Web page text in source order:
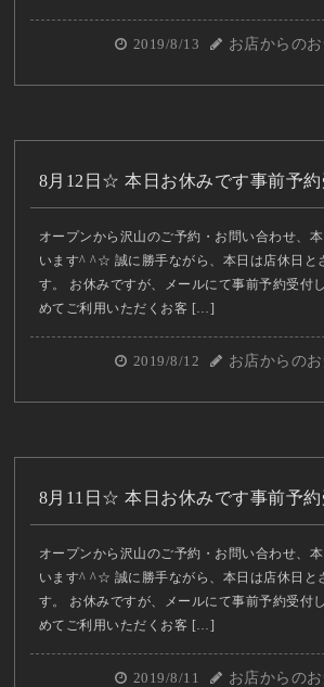
2019/8/13 お店からの
8月12日☆ 本日お休みです事前予
オープンから沢山のご予約・お問い合わせ、
います^ ^☆ 誠に勝手ながら、本日は店休日と
す。 お休みですが、メールにて事前予約受
めてご利用いただくお客 […]
2019/8/12 お店からの
8月11日☆ 本日お休みです事前予
オープンから沢山のご予約・お問い合わせ、
います^ ^☆ 誠に勝手ながら、本日は店休日と
す。 お休みですが、メールにて事前予約受
めてご利用いただくお客 […]
2019/8/11 お店からの